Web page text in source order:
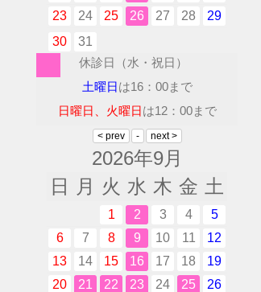
23
24 25 26 27 28
29
30
31
休診日（水・祝日）
土曜日は16：00まで
日曜日、火曜日は12：00まで
2026年9月
日
月 火 水 木 金 土
1 2 3 4
5
6
7 8 9 10 11
12
13
14 15 16 17 18
19
20
21 22 23 24 25
26